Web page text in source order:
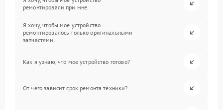
ремонтировали при мне.
Я хочу, чтобы мое устройство
ремонтировалось только оригинальными
запчастями.
Как я узнаю, что мое устройство готово?
От чего зависит срок ремонта техники?